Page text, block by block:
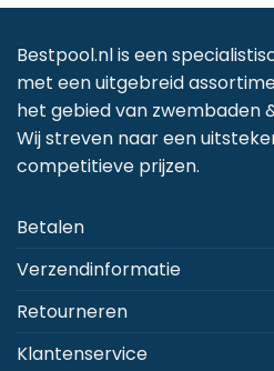
kan
Bestpool.nl is een
met een uitgebreid
het gebied van zwembaden
Wij streven naar een
competitieve prijzen.
Betalen
Verzendinformatie
Retourneren
Klantenservice